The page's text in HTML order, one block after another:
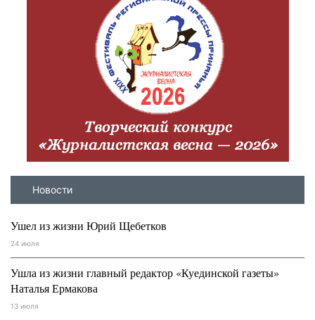
Новости
Ушел из жизни Юрий Щебетков
24 июля
Ушла из жизни главный редактор «Куединской газеты»
Наталья Ермакова
13 июля